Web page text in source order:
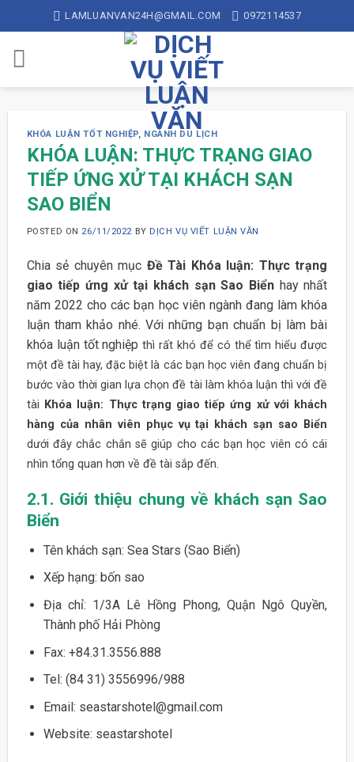
to
content
LAMLUANVAN24H@GMAIL.COM 0972114537
KHÓA LUẬN TỐT NGHIỆP, NGÀNH DU LỊCH
KHÓA LUẬN: THỰC TRẠNG GIAO
TIẾP ỨNG XỬ TẠI KHÁCH SẠN
SAO BIỂN
POSTED ON 26/11/2022 BY DỊCH VỤ VIẾT LUẬN VĂN
Chia sẻ chuyên mục Đề Tài Khóa luận: Thực trạng
giao tiếp ứng xử tại khách sạn Sao Biểnhay nhất
năm 2022 cho các bạn học viên ngành đang làm khóa
luận tham khảo nhé. Với những bạn chuẩn bị làm bài
khóa luận tốt nghiệp thì rất khó để có thể tìm hiểu được
một đề tài hay, đặc biệt là các bạn học viên đang chuẩn bị
bước vào thời gian lựa chọn đề tài làm khóa luận thì với đề
tài Khóa luận: Thực trạng giao tiếp ứng xử với khách
hàng của nhân viên phục vụ tại khách sạn sao Biển
dưới đây chắc chắn sẽ giúp cho các bạn học viên có cái
nhìn tổng quan hơn về đề tài sắp đến.
2.1. Giới thiệu chung về khách sạn Sao
Biển
Tên khách sạn: Sea Stars (Sao Biển)
Xếp hạng: bốn sao
Địa chỉ: 1/3A Lê Hồng Phong, Quận Ngô Quyền,
Thành phố Hải Phòng
Fax: +84.31.3556.888
Tel: (84 31) 3556996/988
Email: seastarshotel@gmail.com
Website: seastarshotel